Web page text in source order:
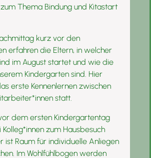
Thema Bindung und Kitastart
kurz vor den
erfahren die Eltern, in welcher
im August startet und wie die
Kindergarten sind. Hier
erste Kennenlernen zwischen
statt.
dem ersten Kindergartentag
zum Hausbesuch
ist Raum für individuelle Anliegen
Im Wohlfühlbogen werden